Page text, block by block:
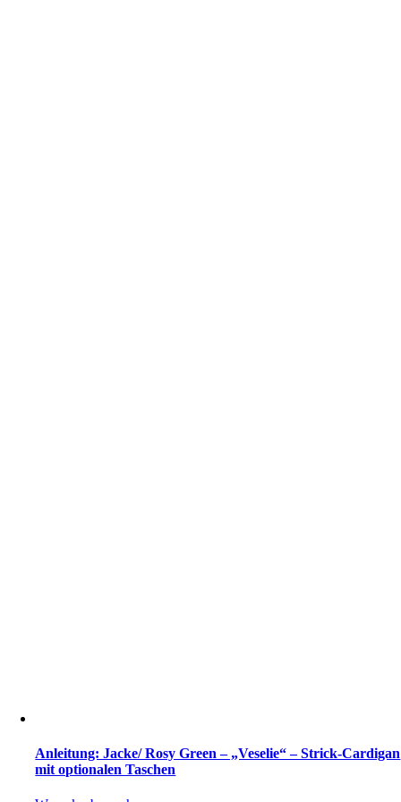
Anleitung: Jacke/ Rosy Green – „Veselie“ – Strick-Cardigan
mit optionalen Taschen